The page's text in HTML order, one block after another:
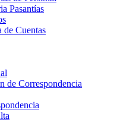
Pasantías
de Cuentas
de Correspondencia